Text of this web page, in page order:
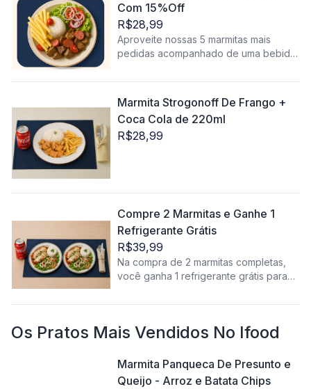
Com 15%Off
R$28,99
Aproveite nossas 5 marmitas mais
pedidas acompanhado de uma bebida
favoritos da casa agora com um preço
Marmita Strogonoff De Frango +
Coca Cola de 220ml
R$28,99
Compre 2 Marmitas e Ganhe 1
Refrigerante Grátis
R$39,99
Na compra de 2 marmitas completas,
você ganha 1 refrigerante grátis para
no mesmo pedido!
Os Pratos Mais Vendidos No Ifood
Marmita Panqueca De Presunto e
Queijo - Arroz e Batata Chips